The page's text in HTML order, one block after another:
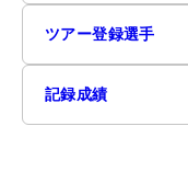
ツアー登録選手
記録成績